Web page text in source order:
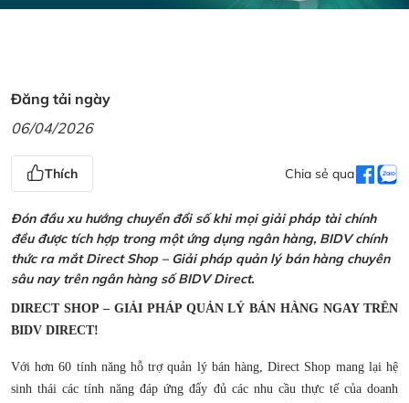
Đăng tải ngày
06/04/2026
Thích Chia sẻ qua
Đón đầu xu hướng chuyển đổi số khi mọi giải pháp tài chính
đều được tích hợp trong một ứng dụng ngân hàng, BIDV chính
thức ra mắt Direct Shop – Giải pháp quản lý bán hàng chuyên
sâu nay trên ngân hàng số BIDV Direct.
DIRECT SHOP – GIẢI PHÁP QUẢN LÝ BÁN HÀNG NGAY TRÊN
BIDV DIRECT!
Với hơn 60 tính năng hỗ trợ quản lý bán hàng, Direct Shop mang lại hệ
sinh thái các tính năng đáp ứng đẩy đủ các nhu cầu thực tế của doanh